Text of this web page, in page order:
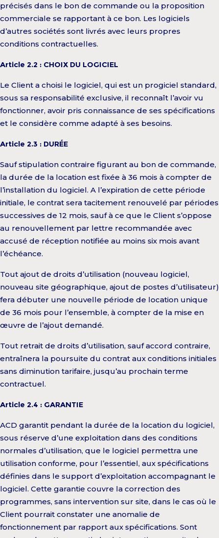
précisés dans le bon de commande ou la proposition
commerciale se rapportant à ce bon. Les logiciels
d’autres sociétés sont livrés avec leurs propres
conditions contractuelles.
Article 2.2 : CHOIX DU LOGICIEL
Le Client a choisi le logiciel, qui est un progiciel standard,
sous sa responsabilité exclusive, il reconnaît l’avoir vu
fonctionner, avoir pris connaissance de ses spécifications
et le considère comme adapté à ses besoins.
Article 2.3 : DURÉE
Sauf stipulation contraire figurant au bon de commande,
la durée de la location est fixée à 36 mois à compter de
l’installation du logiciel. A l’expiration de cette période
initiale, le contrat sera tacitement renouvelé par périodes
successives de 12 mois, sauf à ce que le Client s’oppose
au renouvellement par lettre recommandée avec
accusé de réception notifiée au moins six mois avant
l’échéance.
Tout ajout de droits d’utilisation (nouveau logiciel,
nouveau site géographique, ajout de postes d’utilisateur)
fera débuter une nouvelle période de location unique
de 36 mois pour l’ensemble, à compter de la mise en
œuvre de l’ajout demandé.
Tout retrait de droits d’utilisation, sauf accord contraire,
entraînera la poursuite du contrat aux conditions initiales
sans diminution tarifaire, jusqu’au prochain terme
contractuel.
Article 2.4 : GARANTIE
ACD garantit pendant la durée de la location du logiciel,
sous réserve d’une exploitation dans des conditions
normales d’utilisation, que le logiciel permettra une
utilisation conforme, pour l’essentiel, aux spécifications
définies dans le support d’exploitation accompagnant le
logiciel. Cette garantie couvre la correction des
programmes, sans intervention sur site, dans le cas où le
Client pourrait constater une anomalie de
fonctionnement par rapport aux spécifications. Sont